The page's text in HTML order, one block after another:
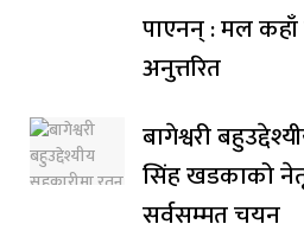
पाएनन् : मल कहाँ
अनुत्तरित
बागेश्वरी
सिंह खडकाको
सर्वसम्मत चयन